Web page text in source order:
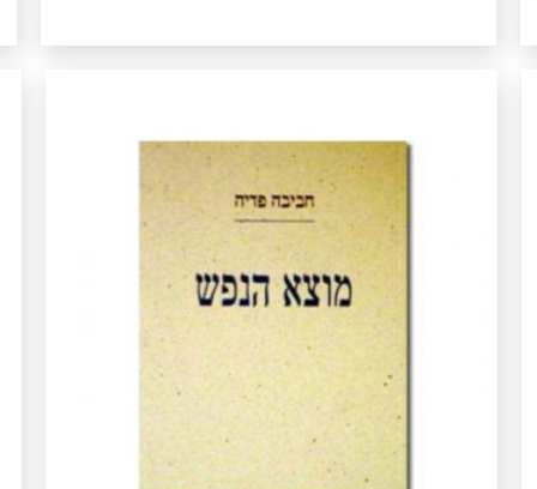
קרע שמש והיא אדומה בתוך דמעות רבות בזיזתה עשאוה
ככברה השמים לוח שחור ומימשהו רושם צפויה לך
התחלה נפלאה מחק שמים טהורים פניך דבר בם לא
רשום עד כדי כך נקיים לא קינה לא אהבה
הוצאה: עם-עובד תאריך הוצאה: תשס"ב/2002 מס׳ עמודים: 43